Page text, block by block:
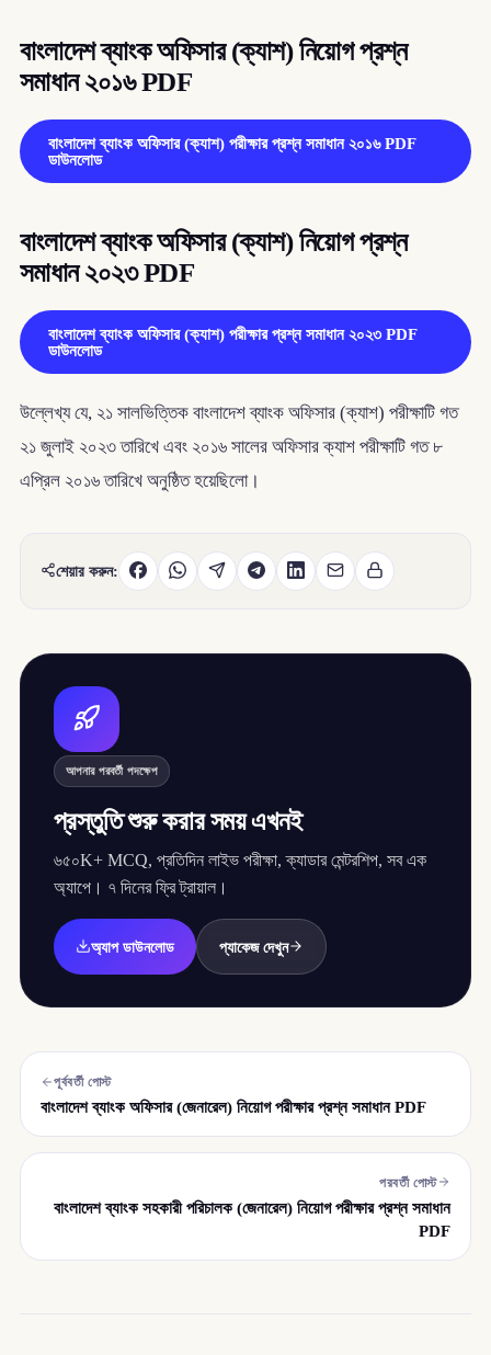
বাংলাদেশ ব্যাংক অফিসার (ক্যাশ) নিয়োগ প্রশ্ন
সমাধান ২০১৬ PDF
বাংলাদেশ ব্যাংক অফিসার (ক্যাশ) পরীক্ষার প্রশ্ন সমাধান ২০১৬ PDF
ডাউনলোড
বাংলাদেশ ব্যাংক অফিসার (ক্যাশ) নিয়োগ প্রশ্ন
সমাধান ২০২৩ PDF
বাংলাদেশ ব্যাংক অফিসার (ক্যাশ) পরীক্ষার প্রশ্ন সমাধান ২০২৩ PDF
ডাউনলোড
উল্লেখ্য যে, ২১ সালভিত্তিক বাংলাদেশ ব্যাংক অফিসার (ক্যাশ) পরীক্ষাটি গত
২১ জুলাই ২০২৩ তারিখে এবং ২০১৬ সালের অফিসার ক্যাশ পরীক্ষাটি গত ৮
এপ্রিল ২০১৬ তারিখে অনুষ্ঠিত হয়েছিলো।
শেয়ার করুন:
আপনার পরবর্তী পদক্ষেপ
প্রস্তুতি শুরু করার সময় এখনই
৬৫০K+ MCQ, প্রতিদিন লাইভ পরীক্ষা, ক্যাডার মেন্টরশিপ, সব এক
অ্যাপে। ৭ দিনের ফ্রি ট্রায়াল।
অ্যাপ ডাউনলোড প্যাকেজ দেখুন
পূর্ববর্তী পোস্ট
বাংলাদেশ ব্যাংক অফিসার (জেনারেল) নিয়োগ পরীক্ষার প্রশ্ন সমাধান PDF
পরবর্তী পোস্ট
বাংলাদেশ ব্যাংক সহকারী পরিচালক (জেনারেল) নিয়োগ পরীক্ষার প্রশ্ন সমাধান
PDF